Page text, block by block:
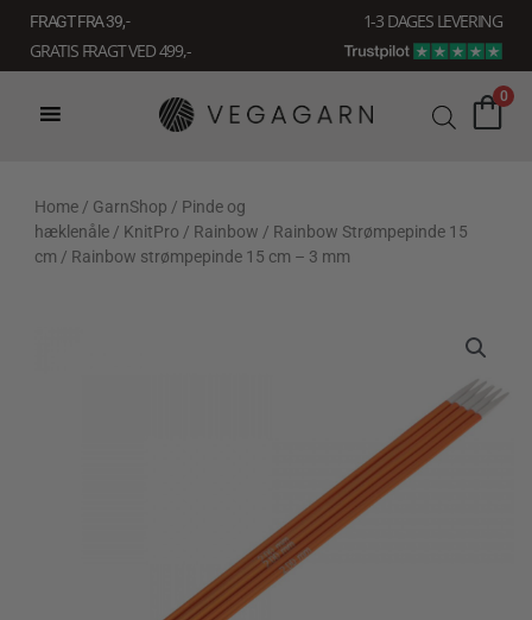
indholdet
FRAGT FRA 39, -
1-3 DAGES LEVERING
GRATIS FRAGT VED 499,-
0
Home / GarnShop / Pinde og
hæklenåle / KnitPro / Rainbow / Rainbow Strømpepinde 15
cm / Rainbow strømpepinde 15 cm – 3 mm